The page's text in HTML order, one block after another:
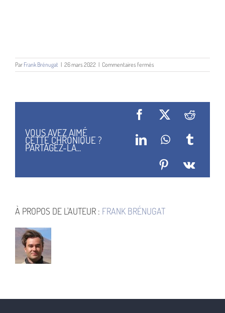
Par Frank Brénugat | 26 mars 2022 | Commentaires ferméssur
Xavier
VOUS AVEZ AIMÉ
CETTE CHRONIQUE ?
PARTAGEZ-LA...
Facebook
X Reddit
LinkedInWhatsApp
Tumblr
Pinterest
Vk
À PROPOS DE L'AUTEUR : FRANK BRÉNUGAT